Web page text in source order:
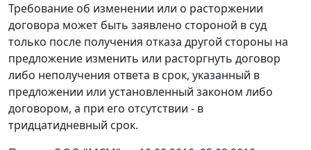
Требование об изменении или о расторжении
договора может быть заявлено стороной в суд
только после получения отказа другой стороны на
предложение изменить или расторгнуть договор
либо неполучения ответа в срок, указанный в
предложении или установленный законом либо
договором, а при его отсутствии - в
тридцатидневный срок.